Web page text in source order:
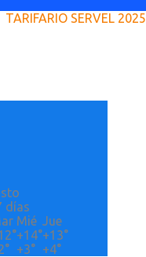
TARIFARIO SERVEL 2025
días
Mié Jue
+14°+13°
+3° +4°